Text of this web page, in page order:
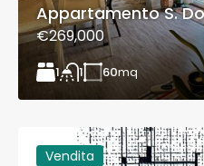
Appartamento S.
€269,000
1 1 60mq
Vendita